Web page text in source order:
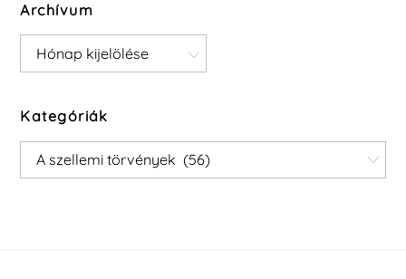
Archívum
Archívum
Kategóriák
Kategóriák